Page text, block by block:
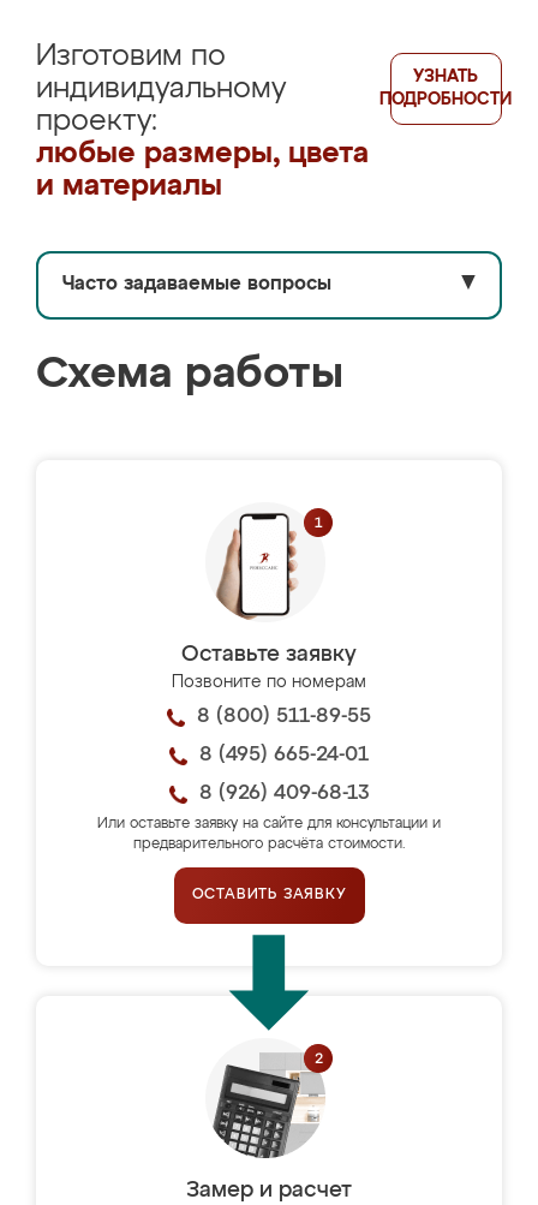
Изготовим по
индивидуальному
проекту:
любые размеры, цвета
и материалы
УЗНАТЬ
ПОДРОБНОСТИ
Часто задаваемые вопросы ▼
Схема работы
Оставьте заявку
Позвоните по номерам
8 (800) 511-89-55
8 (495) 665-24-01
8 (926) 409-68-13
Или оставьте заявку на сайте для консультации и
предварительного расчёта стоимости.
ОСТАВИТЬ ЗАЯВКУ
Замер и расчет